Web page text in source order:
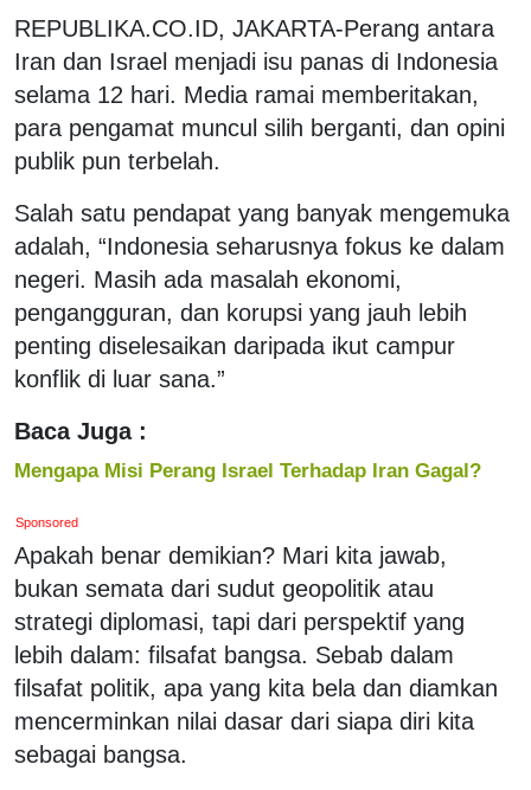
REPUBLIKA.CO.ID, JAKARTA-Perang antara
Iran dan Israel menjadi isu panas di Indonesia
selama 12 hari. Media ramai memberitakan,
para pengamat muncul silih berganti, dan opini
publik pun terbelah.
Salah satu pendapat yang banyak mengemuka
adalah, “Indonesia seharusnya fokus ke dalam
negeri. Masih ada masalah ekonomi,
pengangguran, dan korupsi yang jauh lebih
penting diselesaikan daripada ikut campur
konflik di luar sana.”
Baca Juga :
Mengapa Misi Perang Israel Terhadap Iran Gagal?
Sponsored
Apakah benar demikian? Mari kita jawab,
bukan semata dari sudut geopolitik atau
strategi diplomasi, tapi dari perspektif yang
lebih dalam: filsafat bangsa. Sebab dalam
filsafat politik, apa yang kita bela dan diamkan
mencerminkan nilai dasar dari siapa diri kita
sebagai bangsa.